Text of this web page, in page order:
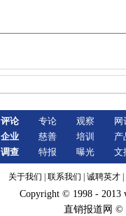
评论
企业
调查
专论
慈善
特报
观察
培训
曝光
网
产
文
关于我们 联系我们 诚聘英才
Copyright © 1998 - 2013
直销报道网